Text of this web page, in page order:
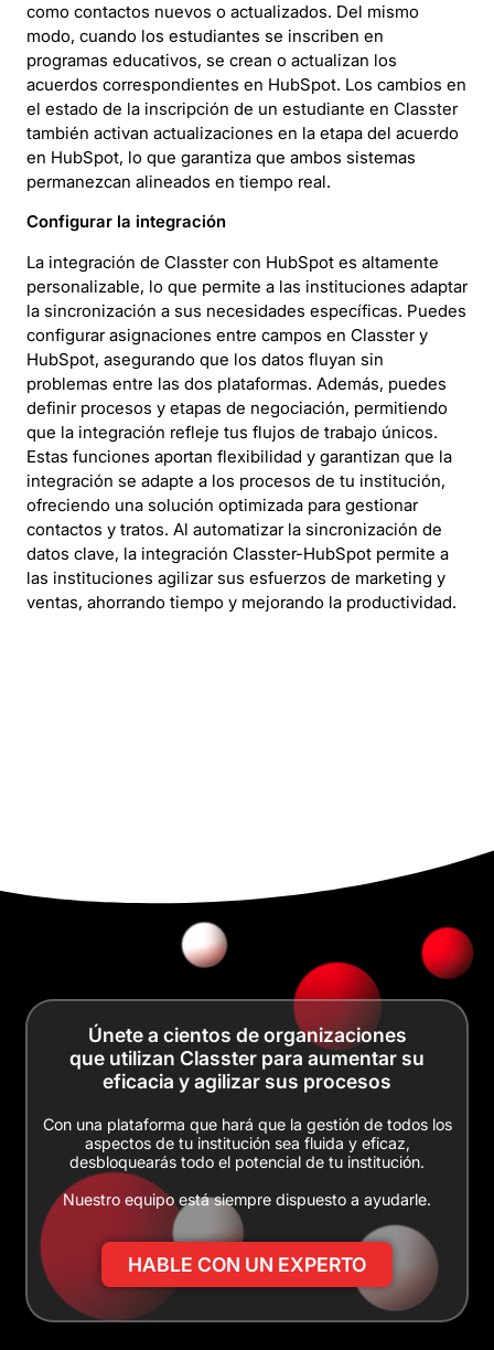
como contactos nuevos o actualizados. Del mismo
modo, cuando los estudiantes se inscriben en
programas educativos, se crean o actualizan los
acuerdos correspondientes en HubSpot. Los cambios en
el estado de la inscripción de un estudiante en Classter
también activan actualizaciones en la etapa del acuerdo
en HubSpot, lo que garantiza que ambos sistemas
permanezcan alineados en tiempo real.
Configurar la integración
La integración de Classter con HubSpot es altamente
personalizable, lo que permite a las instituciones adaptar
la sincronización a sus necesidades específicas. Puedes
configurar asignaciones entre campos en Classter y
HubSpot, asegurando que los datos fluyan sin
problemas entre las dos plataformas. Además, puedes
definir procesos y etapas de negociación, permitiendo
que la integración refleje tus flujos de trabajo únicos.
Estas funciones aportan flexibilidad y garantizan que la
integración se adapte a los procesos de tu institución,
ofreciendo una solución optimizada para gestionar
contactos y tratos. Al automatizar la sincronización de
datos clave, la integración Classter-HubSpot permite a
las instituciones agilizar sus esfuerzos de marketing y
ventas, ahorrando tiempo y mejorando la productividad.
Únete a cientos de organizaciones
que utilizan Classter para aumentar su
eficacia y agilizar sus procesos
Con una plataforma que hará que la gestión de todos los
aspectos de tu institución sea fluida y eficaz,
desbloquearás todo el potencial de tu institución.
Nuestro equipo está siempre dispuesto a ayudarle.
HABLE CON UN EXPERTO